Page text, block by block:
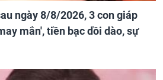
ngày 8/8/2026, 3 con giáp
mắn', tiền bạc dồi dào, sự